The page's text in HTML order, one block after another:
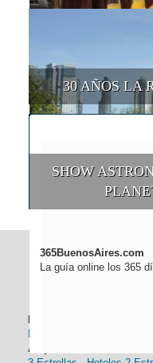
30 AÑOS LA
SHOW
365BuenosAires.com
La guía online los 365
Alojamiento: